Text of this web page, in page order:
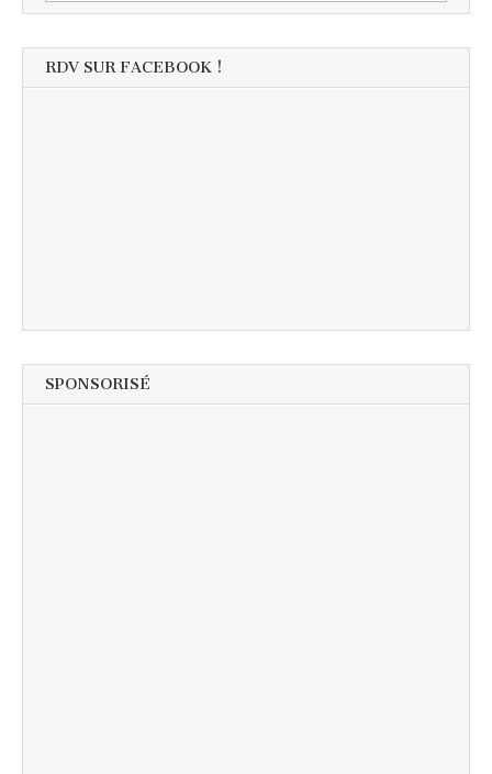
RDV SUR FACEBOOK !
SPONSORISÉ